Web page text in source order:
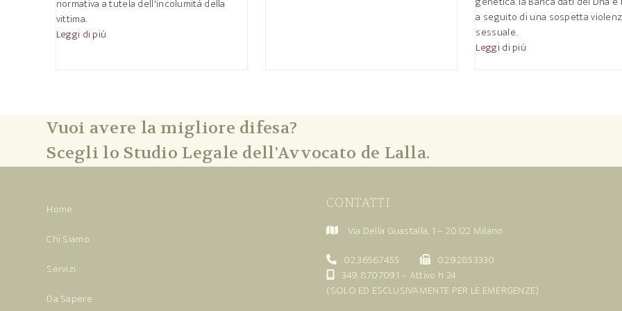
normativa a tutela dell'incolumità della
vittima.
Leggi di più
a seguito di una sospetta
sessuale.
Leggi di più
Vuoi avere la migliore difesa?
Scegli lo Studio Legale dell'Avvocato de Lalla.
Home
Chi Siamo
Servizi
Da Sapere
CONTATTI
Via Della Guastalla, 1 – 20122 Milano
02.36567455
02.92853330
349 8707091 – Attivo h 24
(SOLO ED ESCLUSIVAMENTE PER LE EMERGENZE)